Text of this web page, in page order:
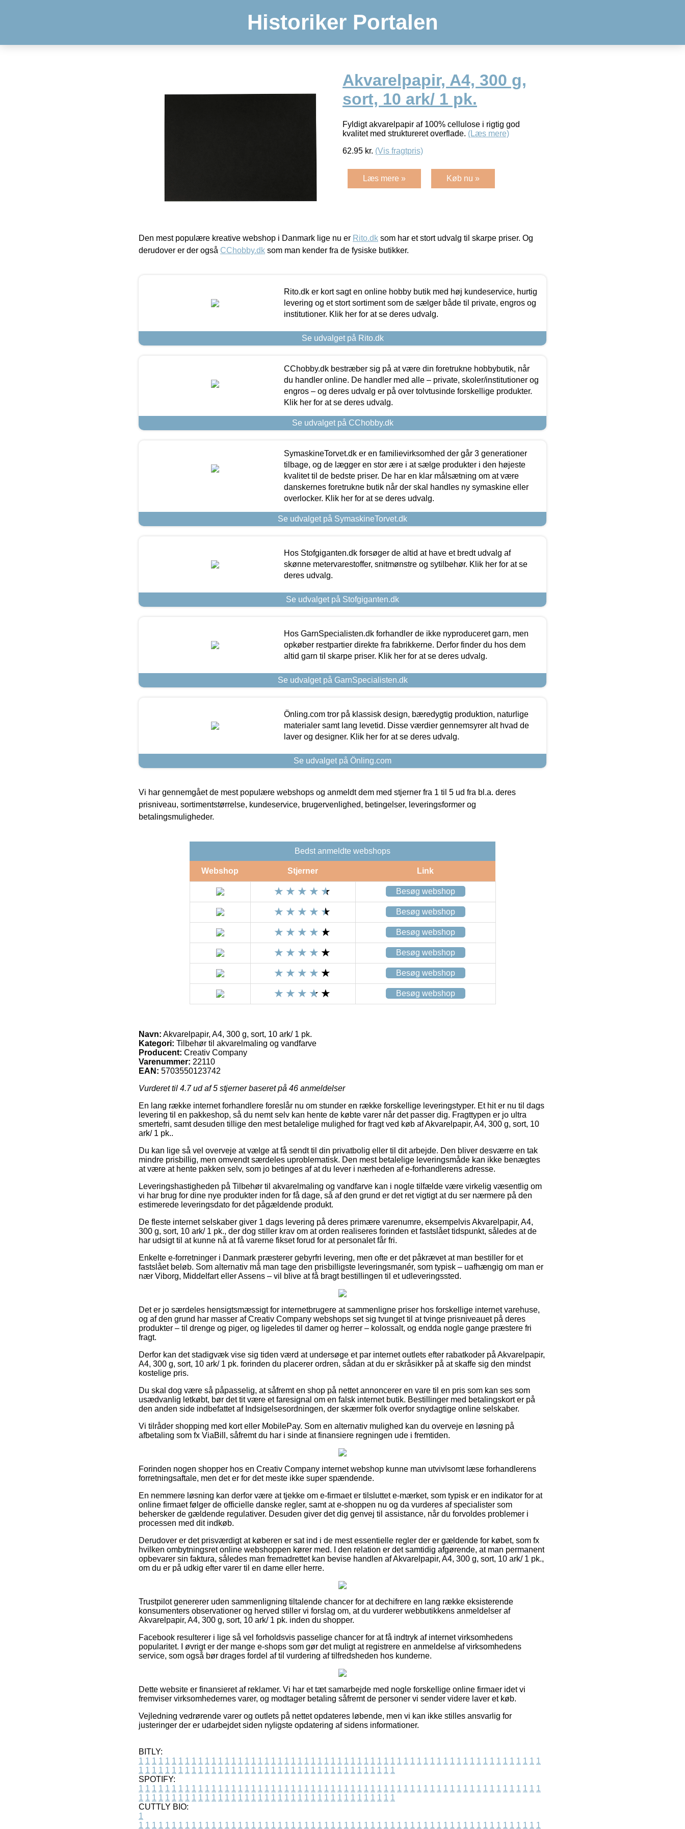
Historiker Portalen
Akvarelpapir, A4, 300 g,
sort, 10 ark/ 1 pk.
Fyldigt akvarelpapir af 100% cellulose i rigtig god
kvalitet med struktureret overflade. (Læs mere)
62.95 kr. (Vis fragtpris)
Læs mere » Køb nu »
Den mest populære kreative webshop i Danmark lige nu er Rito.dk som har et stort udvalg til skarpe priser. Og
derudover er der også CChobby.dk som man kender fra de fysiske butikker.
Rito.dk er kort sagt en online hobby butik med høj kundeservice, hurtig
levering og et stort sortiment som de sælger både til private, engros og
institutioner. Klik her for at se deres udvalg.
Se udvalget på Rito.dk
CChobby.dk bestræber sig på at være din foretrukne hobbybutik, når
du handler online. De handler med alle – private, skoler/institutioner og
engros – og deres udvalg er på over tolvtusinde forskellige produkter.
Klik her for at se deres udvalg.
Se udvalget på CChobby.dk
SymaskineTorvet.dk er en familievirksomhed der går 3 generationer
tilbage, og de lægger en stor ære i at sælge produkter i den højeste
kvalitet til de bedste priser. De har en klar målsætning om at være
danskernes foretrukne butik når der skal handles ny symaskine eller
overlocker. Klik her for at se deres udvalg.
Se udvalget på SymaskineTorvet.dk
Hos Stofgiganten.dk forsøger de altid at have et bredt udvalg af
skønne metervarestoffer, snitmønstre og sytilbehør. Klik her for at se
deres udvalg.
Se udvalget på Stofgiganten.dk
Hos GarnSpecialisten.dk forhandler de ikke nyproduceret garn, men
opkøber restpartier direkte fra fabrikkerne. Derfor finder du hos dem
altid garn til skarpe priser. Klik her for at se deres udvalg.
Se udvalget på GarnSpecialisten.dk
Önling.com tror på klassisk design, bæredygtig produktion, naturlige
materialer samt lang levetid. Disse værdier gennemsyrer alt hvad de
laver og designer. Klik her for at se deres udvalg.
Se udvalget på Önling.com
Vi har gennemgået de mest populære webshops og anmeldt dem med stjerner fra 1 til 5 ud fra bl.a. deres
prisniveau, sortimentstørrelse, kundeservice, brugervenlighed, betingelser, leveringsformer og
betalingsmuligheder.
Bedst anmeldte webshops
Webshop Stjerner Link
Besøg webshop
Besøg webshop
Besøg webshop
Besøg webshop
Besøg webshop
Besøg webshop
Navn: Akvarelpapir, A4, 300 g, sort, 10 ark/ 1 pk.
Kategori: Tilbehør til akvarelmaling og vandfarve
Producent: Creativ Company
Varenummer: 22110
EAN: 5703550123742
Vurderet til 4.7ud af 5 stjerner baseret på 46 anmeldelser
En lang række internet forhandlere foreslår nu om stunder en række forskellige leveringstyper. Et hit er nu til dags
levering til en pakkeshop, så du nemt selv kan hente de købte varer når det passer dig. Fragttypen er jo ultra
smertefri, samt desuden tillige den mest betalelige mulighed for fragt ved køb af Akvarelpapir, A4, 300 g, sort, 10
ark/ 1 pk..
Du kan lige så vel overveje at vælge at få sendt til din privatbolig eller til dit arbejde. Den bliver desværre en tak
mindre prisbillig, men omvendt særdeles uproblematisk. Den mest betalelige leveringsmåde kan ikke benægtes
at være at hente pakken selv, som jo betinges af at du lever i nærheden af e-forhandlerens adresse.
Leveringshastigheden på Tilbehør til akvarelmaling og vandfarve kan i nogle tilfælde være virkelig væsentlig om
vi har brug for dine nye produkter inden for få dage, så af den grund er det ret vigtigt at du ser nærmere på den
estimerede leveringsdato for det pågældende produkt.
De fleste internet selskaber giver 1 dags levering på deres primære varenumre, eksempelvis Akvarelpapir, A4,
300 g, sort, 10 ark/ 1 pk., der dog stiller krav om at orden realiseres forinden et fastslået tidspunkt, således at de
har udsigt til at kunne nå at få varerne fikset forud for at personalet får fri.
Enkelte e-forretninger i Danmark præsterer gebyrfri levering, men ofte er det påkrævet at man bestiller for et
fastslået beløb. Som alternativ må man tage den prisbilligste leveringsmanér, som typisk – uafhængig om man er
nær Viborg, Middelfart eller Assens – vil blive at få bragt bestillingen til et udleveringssted.
Det er jo særdeles hensigtsmæssigt for internetbrugere at sammenligne priser hos forskellige internet varehuse,
og af den grund har masser af Creativ Company webshops set sig tvunget til at tvinge prisniveauet på deres
produkter – til drenge og piger, og ligeledes til damer og herrer – kolossalt, og endda nogle gange præstere fri
fragt.
Derfor kan det stadigvæk vise sig tiden værd at undersøge et par internet outlets efter rabatkoder på Akvarelpapir,
A4, 300 g, sort, 10 ark/ 1 pk. forinden du placerer ordren, sådan at du er skråsikker på at skaffe sig den mindst
kostelige pris.
Du skal dog være så påpasselig, at såfremt en shop på nettet annoncerer en vare til en pris som kan ses som
usædvanlig letkøbt, bør det tit være et faresignal om en falsk internet butik. Bestillinger med betalingskort er på
den anden side indbefattet af Indsigelsesordningen, der skærmer folk overfor snydagtige online selskaber.
Vi tilråder shopping med kort eller MobilePay. Som en alternativ mulighed kan du overveje en løsning på
afbetaling som fx ViaBill, såfremt du har i sinde at finansiere regningen ude i fremtiden.
Forinden nogen shopper hos en Creativ Company internet webshop kunne man utvivlsomt læse forhandlerens
forretningsaftale, men det er for det meste ikke super spændende.
En nemmere løsning kan derfor være at tjekke om e-firmaet er tilsluttet e-mærket, som typisk er en indikator for at
online firmaet følger de officielle danske regler, samt at e-shoppen nu og da vurderes af specialister som
behersker de gældende regulativer. Desuden giver det dig genvej til assistance, når du forvoldes problemer i
processen med dit indkøb.
Derudover er det prisværdigt at køberen er sat ind i de mest essentielle regler der er gældende for købet, som fx
hvilken ombytningsret online webshoppen kører med. I den relation er det samtidig afgørende, at man permanent
opbevarer sin faktura, således man fremadrettet kan bevise handlen af Akvarelpapir, A4, 300 g, sort, 10 ark/ 1 pk.,
om du er på udkig efter varer til en dame eller herre.
Trustpilot genererer uden sammenligning tiltalende chancer for at dechifrere en lang række eksisterende
konsumenters observationer og herved stiller vi forslag om, at du vurderer webbutikkens anmeldelser af
Akvarelpapir, A4, 300 g, sort, 10 ark/ 1 pk. inden du shopper.
Facebook resulterer i lige så vel forholdsvis passelige chancer for at få indtryk af internet virksomhedens
popularitet. I øvrigt er der mange e-shops som gør det muligt at registrere en anmeldelse af virksomhedens
service, som også bør drages fordel af til vurdering af tilfredsheden hos kunderne.
Dette website er finansieret af reklamer. Vi har et tæt samarbejde med nogle forskellige online firmaer idet vi
fremviser virksomhedernes varer, og modtager betaling såfremt de personer vi sender videre laver et køb.
Vejledning vedrørende varer og outlets på nettet opdateres løbende, men vi kan ikke stilles ansvarlig for
justeringer der er udarbejdet siden nyligste opdatering af sidens informationer.
BITLY:
1 1 1 1 1 1 1 1 1 1 1 1 1 1 1 1 1 1 1 1 1 1 1 1 1 1 1 1 1 1 1 1 1 1 1 1 1 1 1 1 1 1 1 1 1 1 1 1 1 1 1 1 1 1 1 1 1 1 1 1 1
1 1 1 1 1 1 1 1 1 1 1 1 1 1 1 1 1 1 1 1 1 1 1 1 1 1 1 1 1 1 1 1 1 1 1 1 1 1 1
SPOTIFY:
1 1 1 1 1 1 1 1 1 1 1 1 1 1 1 1 1 1 1 1 1 1 1 1 1 1 1 1 1 1 1 1 1 1 1 1 1 1 1 1 1 1 1 1 1 1 1 1 1 1 1 1 1 1 1 1 1 1 1 1 1
1 1 1 1 1 1 1 1 1 1 1 1 1 1 1 1 1 1 1 1 1 1 1 1 1 1 1 1 1 1 1 1 1 1 1 1 1 1 1
CUTTLY BIO:
1
1 1 1 1 1 1 1 1 1 1 1 1 1 1 1 1 1 1 1 1 1 1 1 1 1 1 1 1 1 1 1 1 1 1 1 1 1 1 1 1 1 1 1 1 1 1 1 1 1 1 1 1 1 1 1 1 1 1 1 1 1